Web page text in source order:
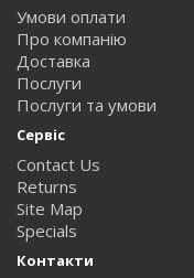
Умови оплати
Про компанію
Доставка
Послуги
Послуги та умови
Сервіс
Contact Us
Returns
Site Map
Specials
Контакти